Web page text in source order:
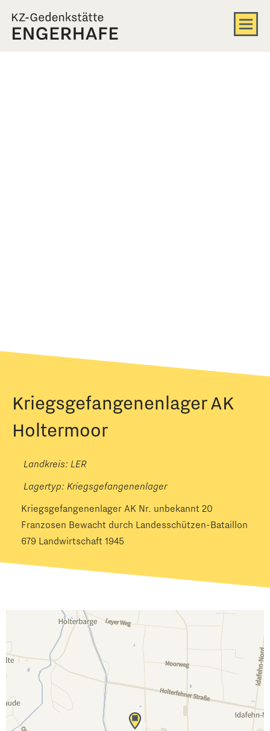
Kriegsgefangenenlager AK
Holtermoor
Landkreis: LER
Lagertyp: Kriegsgefangenenlager
Kriegsgefangenenlager AK Nr. unbekannt 20
Franzosen Bewacht durch Landesschützen-Bataillon
679 Landwirtschaft 1945